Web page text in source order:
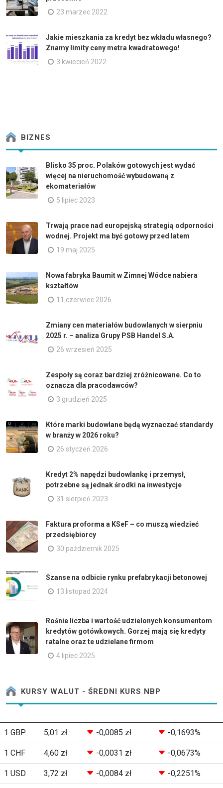
23 marzec 2022
Jakie mieszkania za kredyt bez wkładu własnego?
Znamy limity ceny metra kwadratowego!
3 kwiecień 2022
BIZNES
Blisko 35 proc. Polaków gotowych jest wydać
więcej na nieruchomość wybudowaną z
ekomateriałów
5 lipiec 2023
Trwają prace nad europejską strategią odporności
wodnej. Projekt ma być gotowy przed latem
19 maj 2025
Nowa fabryka Baumit w Zimnej Wódce nabiera
kształtów
11 czerwiec 2026
Zmiany cen materiałów budowlanych w sierpniu
2025 r. – analiza Grupy PSB Handel S.A.
26 wrzesień 2025
Zespoły są coraz bardziej zróżnicowane. Co to
oznacza dla pracodawców?
3 grudzień 2025
Które marki budowlane będą wyznaczać standardy
w branży w 2026 roku?
26 styczeń 2026
Kredyt 2% napędzi budowlankę i przemysł,
potrzebne są jednak środki na inwestycje
31 sierpień 2023
Faktura proforma a KSeF – co muszą wiedzieć
przedsiębiorcy
30 październik 2025
Szanse na odbicie rynku prefabrykacji betonowej
13 listopad 2024
Rośnie liczba i wartość udzielonych konsumentom
kredytów gotówkowych. Gorzej mają się kredyty
ratalne oraz te udzielane firmom
4 lipiec 2025
KURSY WALUT - ŚREDNI KURS NBP
1 GBP 5,01 zł -0,0085 zł -0,1693%
1 CHF 4,60 zł -0,0031 zł -0,0673%
1 USD 3,72 zł -0,0084 zł -0,2251%